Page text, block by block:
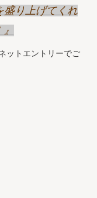
盛り上げてくれ
ットエントリーでご